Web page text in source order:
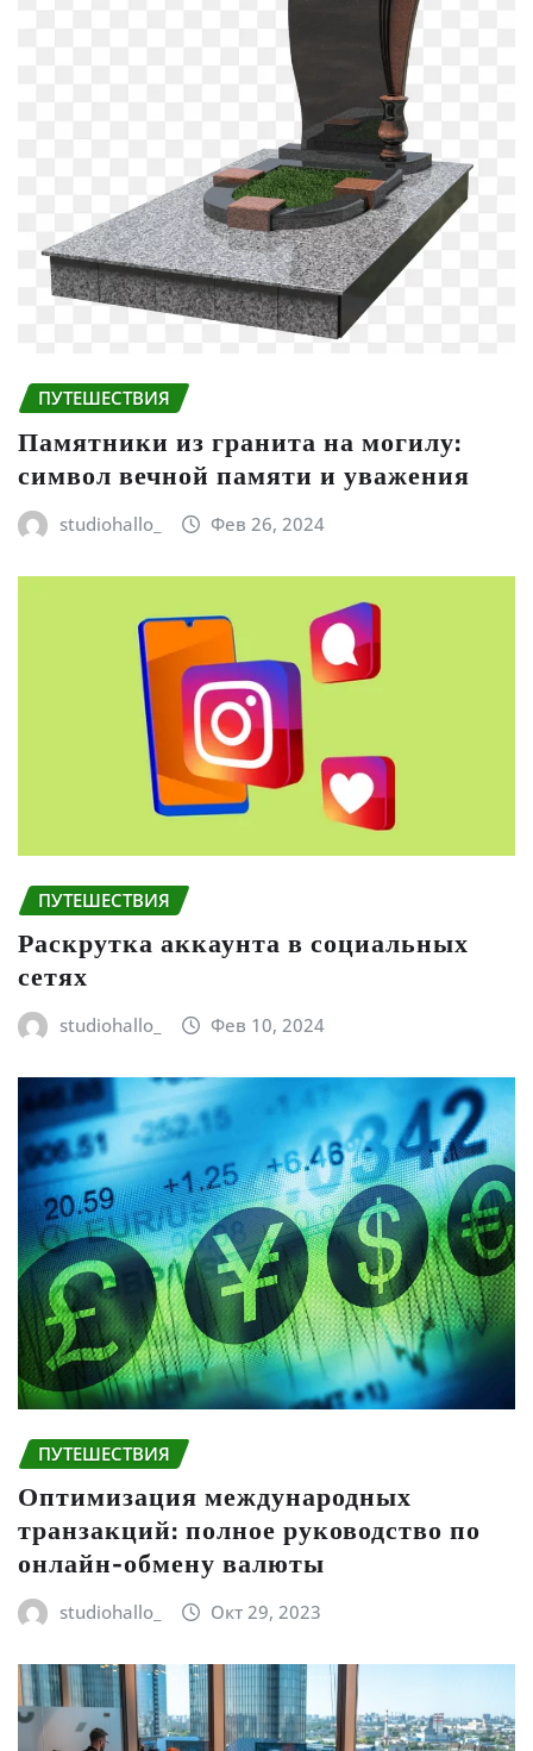
ПУТЕШЕСТВИЯ
Памятники из гранита на могилу:
символ вечной памяти и уважения
studiohallo_ Фев 26, 2024
ПУТЕШЕСТВИЯ
Раскрутка аккаунта в социальных
сетях
studiohallo_ Фев 10, 2024
ПУТЕШЕСТВИЯ
Оптимизация международных
транзакций: полное руководство по
онлайн-обмену валюты
studiohallo_ Окт 29, 2023